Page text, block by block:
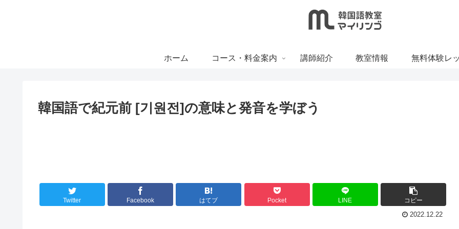
ホーム コース・料金案内 講師紹介 教室情報 無料体験レ
韓国語で紀元前 [기원전]の意味と発音を学ぼう
Twitter Facebook はてブ Pocket LINE コピー
2022.12.22